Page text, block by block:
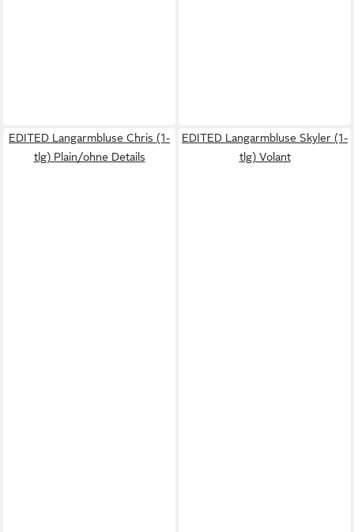
EDITED Langarmbluse Chris (1-
tlg) Plain/ohne Details
EDITED Langarmbluse Skyler (1-
tlg) Volant